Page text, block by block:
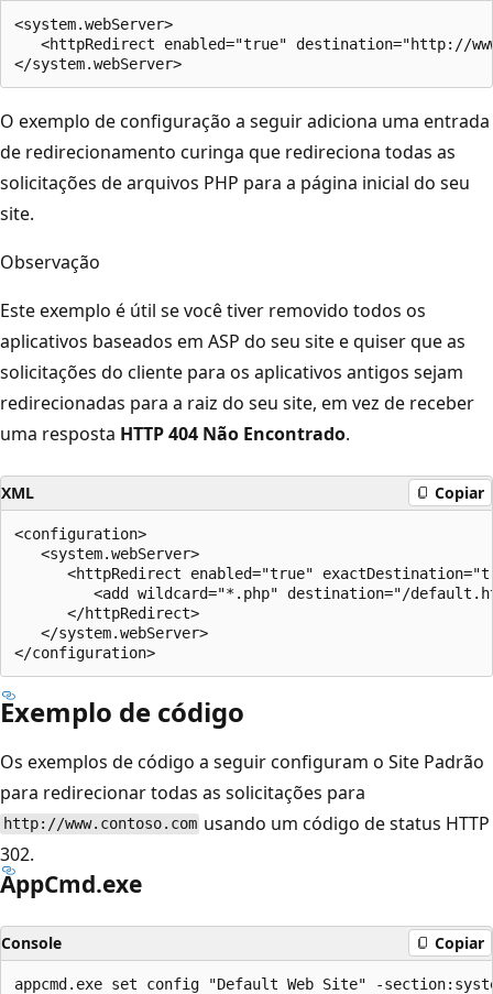
<system.webServer>
<httpRedirect enabled="true" destination="http://
O exemplo de configuração a seguir adiciona uma entrada
de redirecionamento curinga que redireciona todas as
solicitações de arquivos PHP para a página inicial do seu
site.
Observação
Este exemplo é útil se você tiver removido todos os
aplicativos baseados em ASP do seu site e quiser que as
solicitações do cliente para os aplicativos antigos sejam
redirecionadas para a raiz do seu site, em vez de receber
uma resposta HTTP 404 Não Encontrado.
XML Copiar
<configuration>
   <system.webServer>
<httpRedirect enabled="true"
<add wildcard="*.php" destination="/
      </httpRedirect>
   </system.webServer>
Exemplo de código
Os exemplos de código a seguir configuram o Site Padrão
para redirecionar todas as solicitações para
http://www.contoso.com usando um código de status HTTP
302.
AppCmd.exe
Console Copiar
appcmd.exe set config "Default Web Site" -